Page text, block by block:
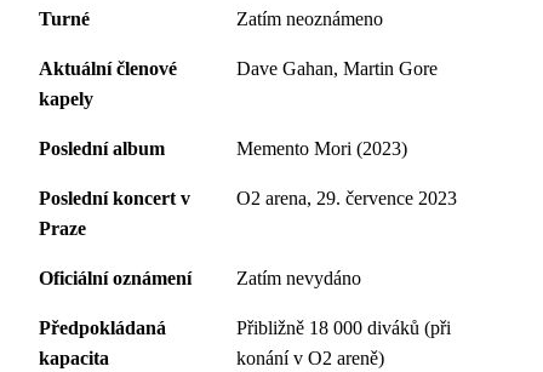
Turné Zatím neoznámeno
Aktuální členové
kapely
Dave Gahan, Martin Gore
Poslední album Memento Mori (2023)
Poslední koncert v
Praze
O2 arena, 29. července 2023
Oficiální oznámení Zatím nevydáno
Předpokládaná
kapacita
Přibližně 18 000 diváků (při
konání v O2 areně)